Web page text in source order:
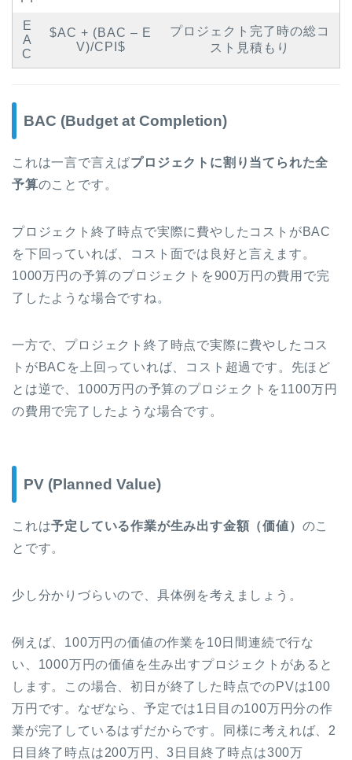
E
A
C
$AC + (BAC – E
V)/CPI$
プロジェクト完了時の総コ
スト見積もり
BAC (Budget at Completion)
これは一言で言えばプロジェクトに割り当てられた全
予算のことです。
プロジェクト終了時点で実際に費やしたコストがBAC
を下回っていれば、コスト面では良好と言えます。
1000万円の予算のプロジェクトを900万円の費用で完
了したような場合ですね。
一方で、プロジェクト終了時点で実際に費やしたコス
トがBACを上回っていれば、コスト超過です。先ほど
とは逆で、1000万円の予算のプロジェクトを1100万円
の費用で完了したような場合です。
PV (Planned Value)
これは予定している作業が生み出す金額（価値） のこ
とです。
少し分かりづらいので、具体例を考えましょう。
例えば、100万円の価値の作業を10日間連続で行な
い、1000万円の価値を生み出すプロジェクトがあると
します。この場合、初日が終了した時点でのPVは100
万円です。なぜなら、予定では1日目の100万円分の作
業が完了しているはずだからです。同様に考えれば、2
日目終了時点は200万円、3日目終了時点は300万